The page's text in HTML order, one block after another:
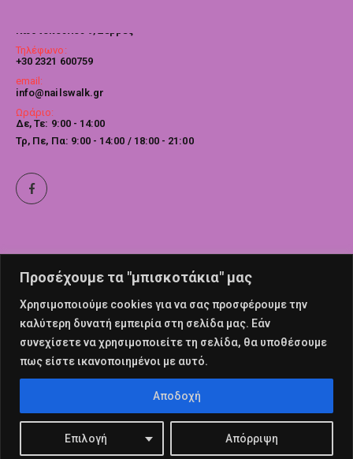
Προσέχουμε τα "μπισκοτάκια" μας
Χρησιμοποιούμε cookies για να σας προσφέρουμε την
καλύτερη δυνατή εμπειρία στη σελίδα μας. Εάν
συνεχίσετε να χρησιμοποιείτε τη σελίδα, θα υποθέσουμε
πως είστε ικανοποιημένοι με αυτό.
Επιλογή Απόρριψη
Αποδοχή
Κωστοπούλου 9, Σέρρες
Τηλέφωνο:
+30 2321 600759
email:
info@nailswalk.gr
Ωράριο:
Δε, Τε: 9:00 - 14:00
Τρ, Πε, Πα: 9:00 - 14:00 / 18:00 - 21:00
© nailswalk 2022. All Rights Reserved